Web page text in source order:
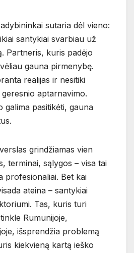
sutaria dėl vieno:
santykiai svarbiau už
Partneris, kuris padėjo
gauna pirmenybę.
realijas ir nesitiki
aptarnavimo.
galima pasitikėti, gauna
grindžiamas vien
terminai, sąlygos – visa tai
profesionaliai. Bet kai
ateina – santykiai
Tas, kuris turi
Rumunijoje,
išsprendžia problemą
kiekvieną kartą ieško